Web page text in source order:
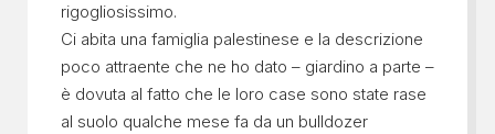
rigogliosissimo.
Ci abita una famiglia palestinese e la descrizione
poco attraente che ne ho dato – giardino a parte –
è dovuta al fatto che le loro case sono state rase
al suolo qualche mese fa da un bulldozer